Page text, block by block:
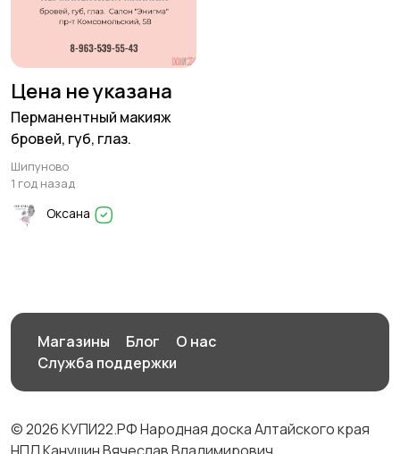
Цена не указана
Перманентный макияж
бровей, губ, глаз.
Шипуново
1 год назад
Оксана
Магазины Блог
О нас
Служба поддержки
© 2026 КУПИ22.РФ Народная доска Алтайского края